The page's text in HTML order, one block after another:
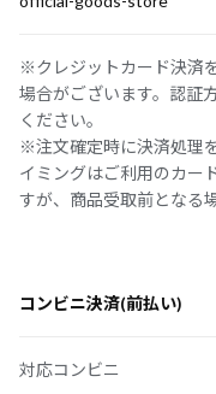
※クレジットカード決済
場合がございます。認証
ください。
※注文確定時に決済処理
イミングはご利用のカー
すが、商品受取前となる
コンビニ決済(前払い)
対応コンビニ